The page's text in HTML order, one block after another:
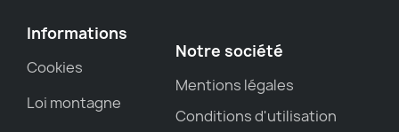
Informations
Cookies
Loi montagne
Notre société
Mentions légales
Conditions d'utilisation